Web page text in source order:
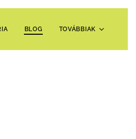
BLOG TOVÁBBIAK